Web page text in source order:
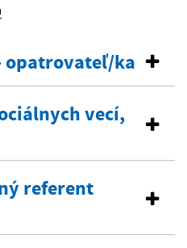
opatrovateľ/ka
vecí,
referent